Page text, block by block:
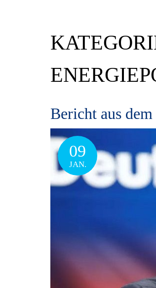
Bericht aus
09
JAN.